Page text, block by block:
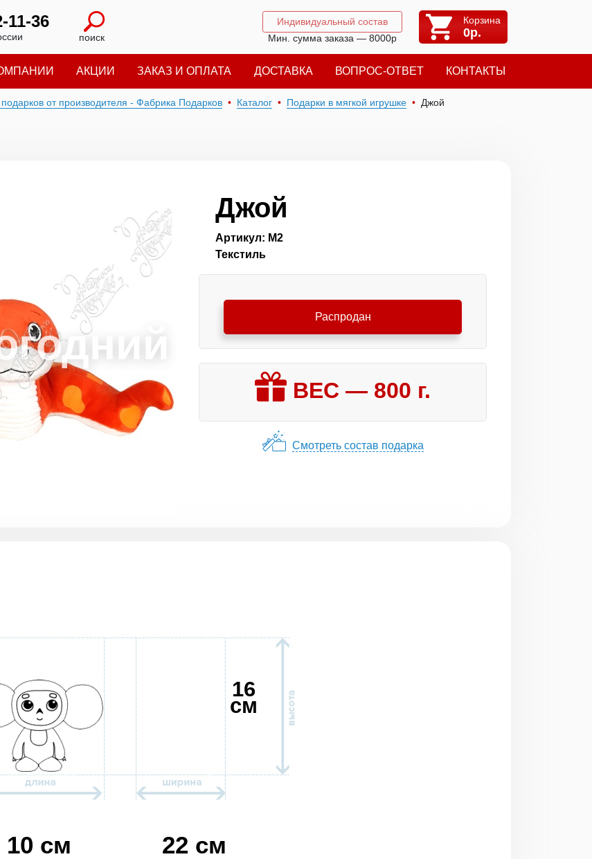
11-36
поиск
Индивидуальный состав
Мин. сумма заказа — 8000р
Корзина
0р.
АКЦИИ ЗАКАЗ И ОПЛАТА ДОСТАВКА ВОПРОС-ОТВЕТ КОНТАКТЫ
от производителя - Фабрика Подарков Каталог Подарки в мягкой игрушке Джой
Джой
Артикул: М2
Текстиль
Распродан
ВЕС — 800 г.
Смотреть состав подарка
10 см 22 см
16
см